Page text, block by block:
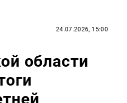
24.07.2026, 15:00
области